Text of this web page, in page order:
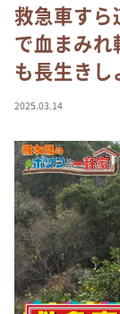
なるみ・
相席食堂
これ余談
て真剣です
探偵！ナ
news おか
河合＆
（news お
DAIGOも
本日はダ
救急車すら
で血まみ
も長生きし
2025.03.14